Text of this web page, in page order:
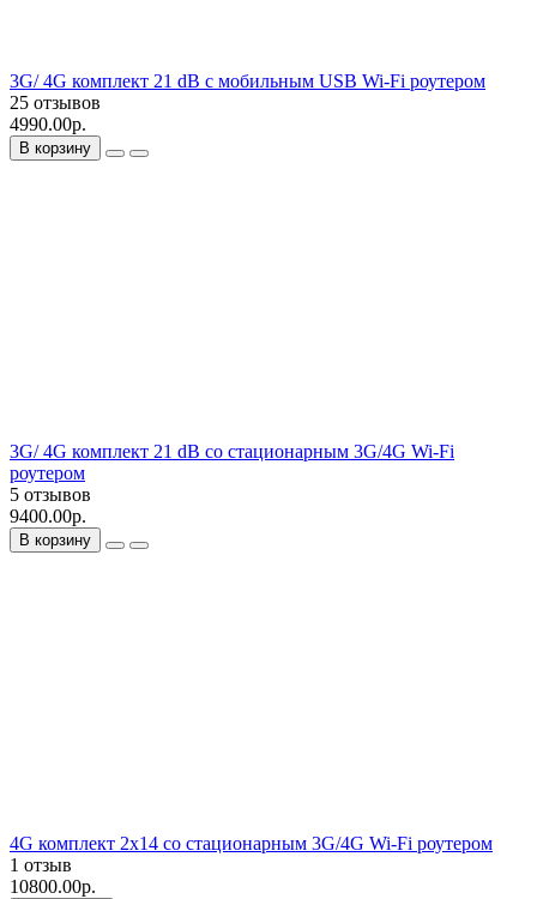
3G/ 4G комплект 21 dB с мобильным USB Wi-Fi роутером
25 отзывов
4990.00р.
В корзину
3G/ 4G комплект 21 dB со стационарным 3G/4G Wi-Fi
роутером
5 отзывов
9400.00р.
В корзину
4G комплект 2х14 со стационарным 3G/4G Wi-Fi роутером
1 отзыв
10800.00р.